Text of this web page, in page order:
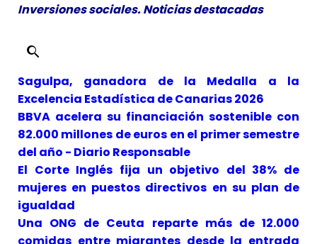
Inversiones sociales. Noticias destacadas
Sagulpa, ganadora de la Medalla a la
Excelencia Estadística de Canarias 2026
BBVA acelera su financiación sostenible con
82.000 millones de euros en el primer semestre
del año - Diario Responsable
El Corte Inglés fija un objetivo del 38% de
mujeres en puestos directivos en su plan de
igualdad
Una ONG de Ceuta reparte más de 12.000